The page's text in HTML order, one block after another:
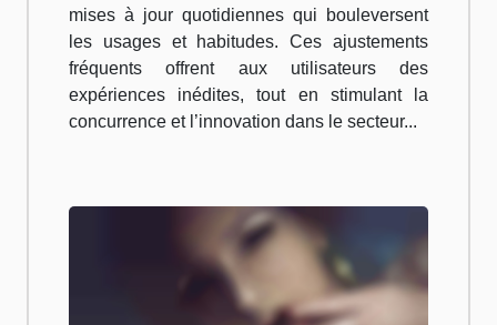
mises à jour quotidiennes qui bouleversent
les usages et habitudes. Ces ajustements
fréquents offrent aux utilisateurs des
expériences inédites, tout en stimulant la
concurrence et l’innovation dans le secteur...